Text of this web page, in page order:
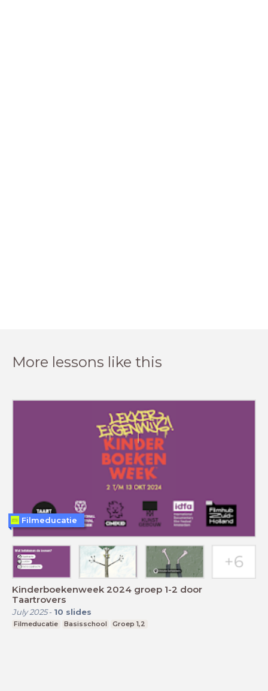
More lessons like this
Kinderboekenweek 2024 groep 1-2 door
Taartrovers
July 2025- 10 slides
Filmeducatie Basisschool Groep 1,2
Filmeducatie